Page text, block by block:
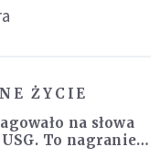
ŻYCIE
na słowa
To nagranie